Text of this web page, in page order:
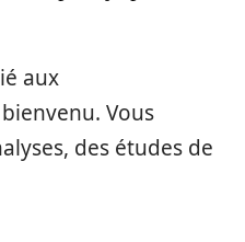
aux
Vous
des études de